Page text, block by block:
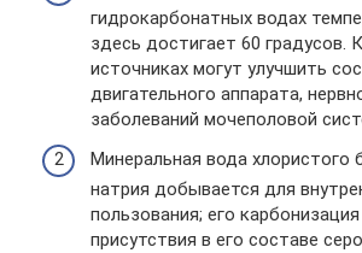
гидрокарбонатных водах
здесь достигает 60 градусов.
источниках могут улучшить
двигательного аппарата,
заболеваний мочеполовой
Минеральная вода хлористого
натрия добывается для
пользования; его
присутствия в его составе